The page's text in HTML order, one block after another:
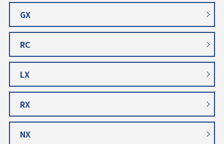
GX
RC
LX
RX
NX